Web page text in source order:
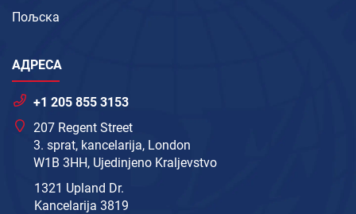
Пољска
АДРЕСА
+1 205 855 3153
207 Regent Street
3. sprat, kancelarija, London
W1B 3HH, Ujedinjeno Kraljevstvo
1321 Upland Dr.
Kancelarija 3819